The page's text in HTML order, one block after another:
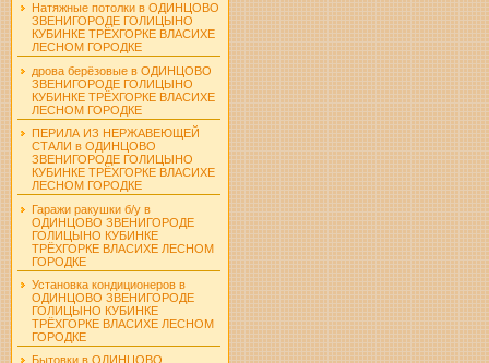
Натяжные потолки в ОДИНЦОВО
ЗВЕНИГОРОДЕ ГОЛИЦЫНО
КУБИНКЕ ТРЁХГОРКЕ ВЛАСИХЕ
ЛЕСНОМ ГОРОДКЕ
дрова берёзовые в ОДИНЦОВО
ЗВЕНИГОРОДЕ ГОЛИЦЫНО
КУБИНКЕ ТРЁХГОРКЕ ВЛАСИХЕ
ЛЕСНОМ ГОРОДКЕ
ПЕРИЛА ИЗ НЕРЖАВЕЮЩЕЙ
СТАЛИ в ОДИНЦОВО
ЗВЕНИГОРОДЕ ГОЛИЦЫНО
КУБИНКЕ ТРЁХГОРКЕ ВЛАСИХЕ
ЛЕСНОМ ГОРОДКЕ
Гаражи ракушки б/у в
ОДИНЦОВО ЗВЕНИГОРОДЕ
ГОЛИЦЫНО КУБИНКЕ
ТРЁХГОРКЕ ВЛАСИХЕ ЛЕСНОМ
ГОРОДКЕ
Установка кондиционеров в
ОДИНЦОВО ЗВЕНИГОРОДЕ
ГОЛИЦЫНО КУБИНКЕ
ТРЁХГОРКЕ ВЛАСИХЕ ЛЕСНОМ
ГОРОДКЕ
Бытовки в ОДИНЦОВО